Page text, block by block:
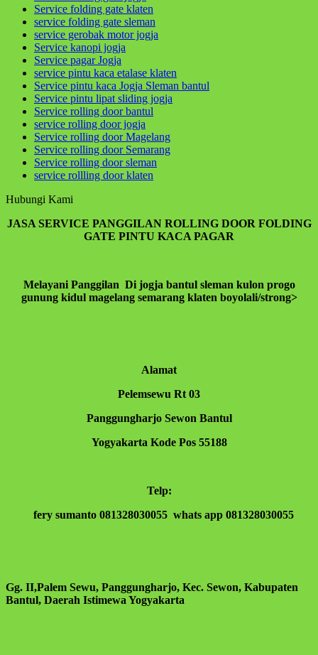
jika engkau berbuat baik,berarti berbuat baik untuk
dirimu sendiri dan jika engkau berbuat buruk maka
perbuatan burukmu itu untuk dirimu sendiri(Q.S.17:7)
tiada yang tertukar atau meleset jangan pernah
salahkan keadaan atau orang lain karena semua
perbuatan kita pasti kembali kepada diri kita sendiri
hikmah 4
Apabila telah ditunaikan sholat,maka bertebaranlah
kamu dimuka bumi dan carilah karunia Allah dan
ingatlah allah banyak-banyak agar kamu beruntung
uang,bisa
ilmu,hikmah,kesehatan,silaturahmi,kekuatan iman
Service folding gate klaten
service folding gate sleman
service gerobak motor jogja
Service kanopi jogja
Service pagar Jogja
service pintu kaca etalase klaten
Service pintu kaca Jogja Sleman bantul
Service pintu lipat sliding jogja
Service rolling door bantul
service rolling door jogja
Service rolling door Magelang
Service rolling door Semarang
Service rolling door sleman
service rollling door klaten
Hubungi Kami
JASA SERVICE PANGGILAN ROLLING DOOR FOLDING
GATE PINTU KACA PAGAR
Melayani Panggilan Di jogja bantul sleman kulon progo
gunung kidul magelang semarang klaten boyolali/strong>
Alamat
Pelemsewu Rt 03
Panggungharjo Sewon Bantul
Yogyakarta Kode Pos 55188
Telp:
fery sumanto 081328030055 whats app 081328030055
Gg. II,Palem Sewu, Panggungharjo, Kec. Sewon, Kabupaten
Bantul, Daerah Istimewa Yogyakarta